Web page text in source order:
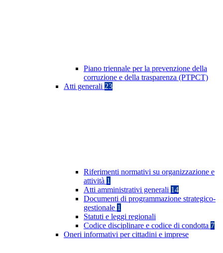
Piano triennale per la prevenzione della
corruzione e della trasparenza (PTPCT)
Atti generali 23
Riferimenti normativi su organizzazione e
attività 1
Atti amministrativi generali 14
Documenti di programmazione strategico-
gestionale 1
Statuti e leggi regionali
Codice disciplinare e codice di condotta 7
Oneri informativi per cittadini e imprese